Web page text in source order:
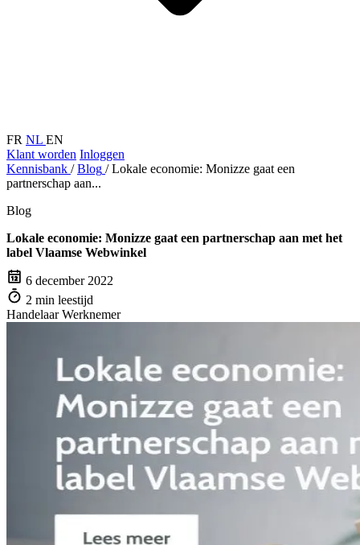
FR NL EN
Klant worden Inloggen
Kennisbank / Blog / Lokale economie: Monizze gaat een
partnerschap aan...
Blog
Lokale economie: Monizze gaat een partnerschap aan met het
label Vlaamse Webwinkel
6 december 2022
2 min leestijd
Handelaar Werknemer